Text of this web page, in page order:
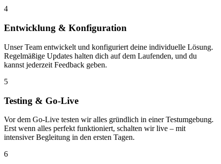
4
Entwicklung & Konfiguration
Unser Team entwickelt und konfiguriert deine individuelle Lösung.
Regelmäßige Updates halten dich auf dem Laufenden, und du
kannst jederzeit Feedback geben.
5
Testing & Go-Live
Vor dem Go-Live testen wir alles gründlich in einer Testumgebung.
Erst wenn alles perfekt funktioniert, schalten wir live – mit
intensiver Begleitung in den ersten Tagen.
6